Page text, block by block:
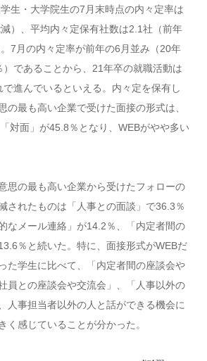
生・大学院生の7月末時点の内々定率は
）、平均内々定保有社数は2.1社（前年
7月の内々定率が前年の6月並み（20年
であることから、21年卒の就職活動は
進んでいるといえる。内々定を保有し
の最も高い企業で受けた面接の形式は、
対面」が45.8％となり、WEBがやや多い
思の最も高い企業から受けたフォローの
されたものは「人事との面談」で36.3％
なメール連絡」が14.2％、「内定者間の
％と続いた。特に、面接形式がWEBだ
た学生に比べて、「内定者間の座談会や
員との座談会や交流会」、「人事以外の
人事担当者以外の人と話ができる機会に
く感じていることが分かった。